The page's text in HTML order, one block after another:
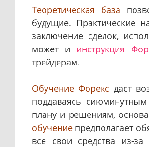
Теоретическая база
будущие. Практические
заключение сделок,
может и инструкция
трейдерам.
Обучение Форекс даст
поддаваясь
плану и решениям,
обучение предполагает
все свои средства из-